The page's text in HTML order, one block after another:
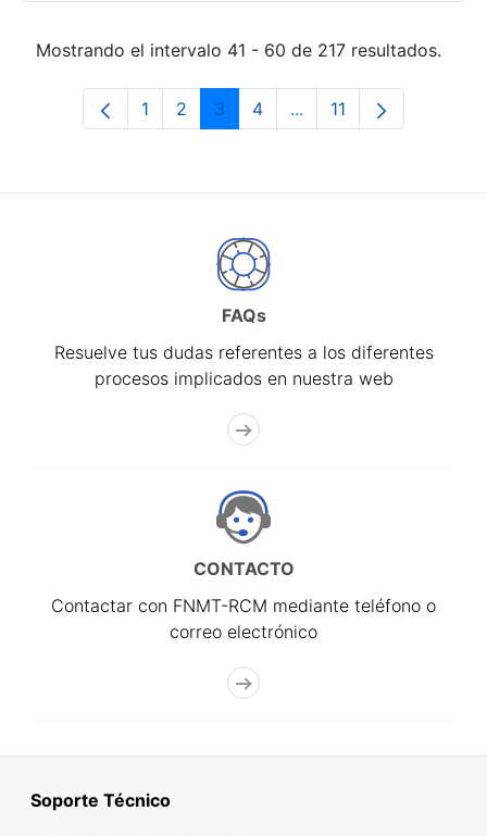
Mostrando el intervalo 41 - 60 de 217 resultados.
Página
1 Página
2 Página
3 Página
4 ...Páginas intermedias
Página
11
FAQs
Resuelve tus dudas referentes a los diferentes
procesos implicados en nuestra web
CONTACTO
Contactar con FNMT-RCM mediante teléfono o
correo electrónico
Soporte Técnico